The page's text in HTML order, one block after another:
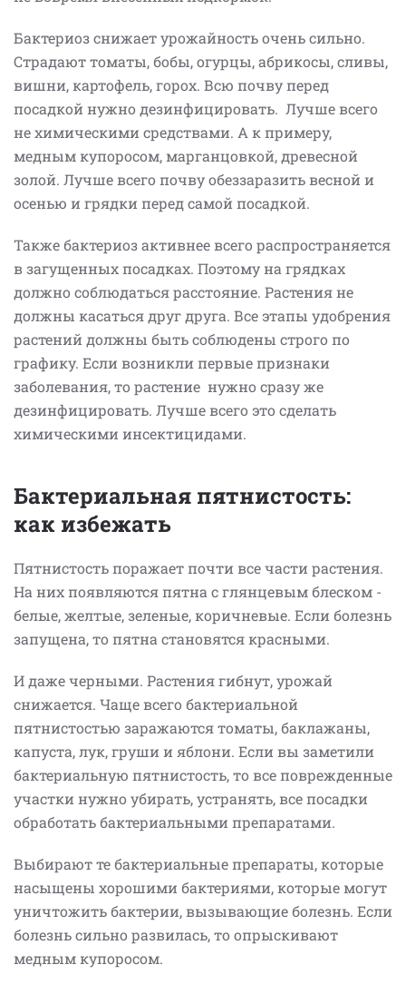
Бактериоз снижает урожайность очень сильно.
Страдают томаты, бобы, огурцы, абрикосы, сливы,
вишни, картофель, горох. Всю почву перед
посадкой нужно дезинфицировать. Лучше всего
не химическими средствами. А к примеру,
медным купоросом, марганцовкой, древесной
золой. Лучше всего почву обеззаразить весной и
осенью и грядки перед самой посадкой.
Также бактериоз активнее всего распространяется
в загущенных посадках. Поэтому на грядках
должно соблюдаться расстояние. Растения не
должны касаться друг друга. Все этапы удобрения
растений должны быть соблюдены строго по
графику. Если возникли первые признаки
заболевания, то растение нужно сразу же
дезинфицировать. Лучше всего это сделать
химическими инсектицидами.
Бактериальная пятнистость:
как избежать
Пятнистость поражает почти все части растения.
На них появляются пятна с глянцевым блеском -
белые, желтые, зеленые, коричневые. Если болезнь
запущена, то пятна становятся красными.
И даже черными. Растения гибнут, урожай
снижается. Чаще всего бактериальной
пятнистостью заражаются томаты, баклажаны,
капуста, лук, груши и яблони. Если вы заметили
бактериальную пятнистость, то все поврежденные
участки нужно убирать, устранять, все посадки
обработать бактериальными препаратами.
Выбирают те бактериальные препараты, которые
насыщены хорошими бактериями, которые могут
уничтожить бактерии, вызывающие болезнь. Если
болезнь сильно развилась, то опрыскивают
медным купоросом.